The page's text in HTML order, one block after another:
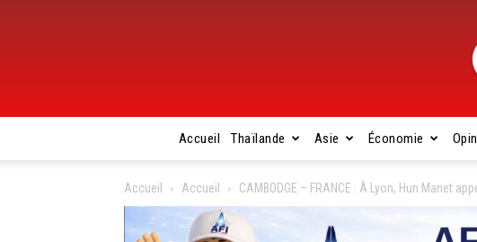
Accueil Thaïlande Asie Économie
Accueil Accueil CAMBODGE – FRANCE : À Lyon, Hun Manet